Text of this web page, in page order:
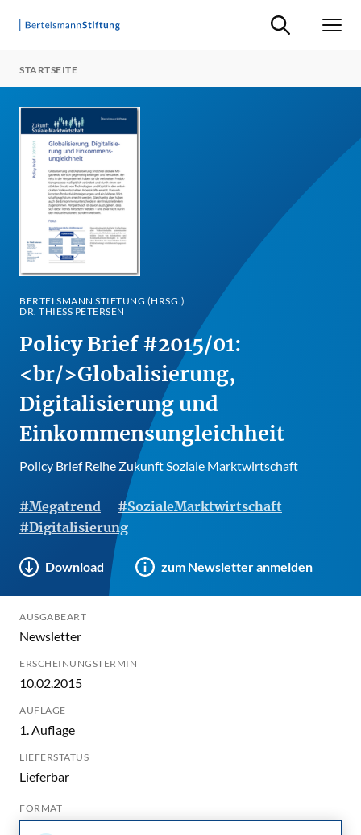
Suche ein-/
STARTSEITE
BERTELSMANN STIFTUNG (HRSG.)
DR. THIESS PETERSEN
Policy Brief #2015/01:
<br/>Globalisierung,
Digitalisierung und
Einkommensungleichheit
Policy Brief Reihe Zukunft Soziale Marktwirtschaft
#Megatrend
#SozialeMarktwirtschaft
#Digitalisierung
Download zum Newsletter anmelden
AUSGABEART
Newsletter
ERSCHEINUNGSTERMIN
10.02.2015
AUFLAGE
1. Auflage
LIEFERSTATUS
Lieferbar
FORMAT